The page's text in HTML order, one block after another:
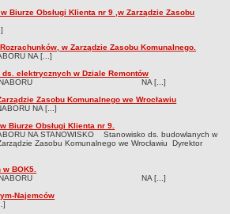
do zagospodarowania
na dzierżawę terenu
EWIDENCJE ORAZ ZASADY UDOSTĘPNIANIA DANYCH
Biurze Obsługi Klienta nr 9 ,w Zarządzie Zasobu
w Zarządzie Zasobu Komunalnego.
NA [...]
elektrycznych w Dziale Remontów
NABORU NA [...]
Zasobu Komunalnego we Wrocławiu
NA [...]
Biurze Obsługi Klienta nr 9.
NA STANOWISKO Stanowisko ds. budowlanych w
Zasobu Komunalnego we Wrocławiu Dyrektor
BOK5.
NABORU NA [...]
Najemców